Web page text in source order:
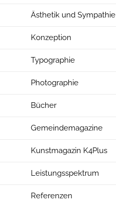
Ästhetik und Sympathie
Konzeption
Typographie
Photographie
Bücher
Gemeindemagazine
Kunstmagazin K4Plus
Leistungsspektrum
Referenzen